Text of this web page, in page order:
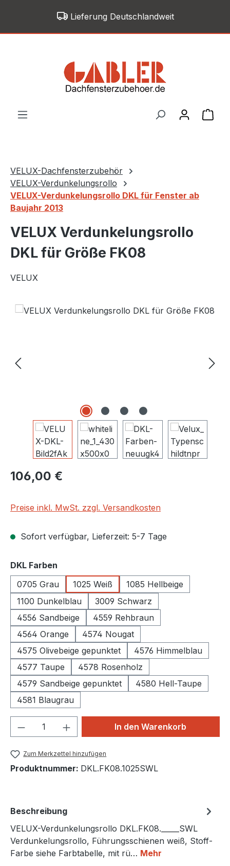
Zum Hauptinhalt springenLieferung Deutschlandweit
VELUX-Dachfensterzubehör
VELUX-Verdunkelungsrollo
VELUX-Verdunkelungsrollo DKL für Fenster ab
Baujahr 2013
VELUX Verdunkelungsrollo
DKL für Größe FK08
VELUX
Bildergalerie überspringen
Regulärer Preis:
106,00 €
Preise inkl. MwSt. zzgl. Versandkosten
Sofort verfügbar, Lieferzeit: 5-7 Tage
DKL Farben
0705 Grau
1025 Weiß
1085 Hellbeige
1100 Dunkelblau
3009 Schwarz
4556 Sandbeige
4559 Rehbraun
4564 Orange
4574 Nougat
4575 Olivebeige gepunktet
4576 Himmelblau
4577 Taupe
4578 Rosenholz
4579 Sandbeige gepunktet
4580 Hell-Taupe
4581 Blaugrau
Produkt Anzahl: Gib denIn den Warenkorb
Zum Merkzettel hinzufügen
Produktnummer: DKL.FK08.1025SWL
Beschreibung
VELUX-Verdunkelungsrollo DKL.FK08._____SWL
Verdunkelungsrollo, Führungsschienen weiß, Stoff-
Farbe siehe Farbtabelle, mit rü… Mehr